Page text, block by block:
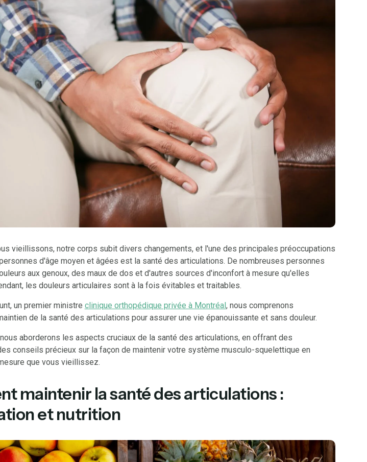
vieillissons, notre corps subit divers changements, et l'une des principales préoccupations
d'âge moyen et âgées est la santé des articulations. De nombreuses personnes
aux genoux, des maux de dos et d'autres sources d'inconfort à mesure qu'elles
les douleurs articulaires sont à la fois évitables et traitables.
un premier ministre clinique orthopédique privée à Montréal, nous comprenons
de la santé des articulations pour assurer une vie épanouissante et sans douleur.
aborderons les aspects cruciaux de la santé des articulations, en offrant des
conseils précieux sur la façon de maintenir votre système musculo-squelettique en
que vous vieillissez.
maintenir la santé des articulations :
et nutrition